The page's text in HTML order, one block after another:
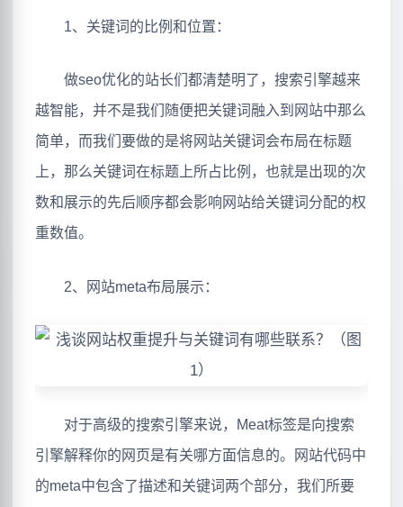
1、关键词的比例和位置：
做seo优化的站长们都清楚明了，搜索引擎越来
越智能，并不是我们随便把关键词融入到网站中那么
简单，而我们要做的是将网站关键词会布局在标题
上，那么关键词在标题上所占比例，也就是出现的次
数和展示的先后顺序都会影响网站给关键词分配的权
重数值。
2、网站meta布局展示：
对于高级的搜索引擎来说，Meat标签是向搜索
引擎解释你的网页是有关哪方面信息的。网站代码中
的meta中包含了描述和关键词两个部分，我们所要